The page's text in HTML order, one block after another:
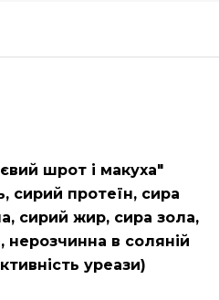
шрот і макуха"
сирий протеїн, сира
сирий жир, сира зола,
нерозчинна в соляній
уреази)